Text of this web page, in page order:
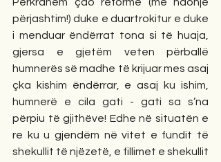
përjashtim!) duke e duartrokitur e duke
i menduar ëndërrat tona si të huaja,
gjersa e gjetëm veten përballë
humnerës së madhe të krijuar mes asaj
çka kishim ëndërrar, e asaj ku ishim,
humnerë e cila gati - gati sa s’na
përpiu të gjithëve! Edhe në situatën e
re ku u gjendëm në vitet e fundit të
shekullit të njëzetë, e fillimet e shekullit